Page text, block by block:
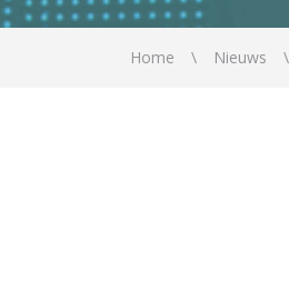
Home Nieuws